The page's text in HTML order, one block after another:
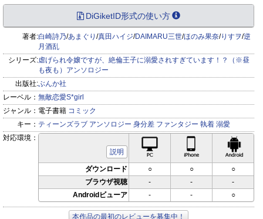
DiGiketID形式の使い方
著者:白崎詩乃/あまぐり /真田ハイジ/DAIMARU三世/ほのみ果奈/りすヲ/逆
月酒乱
シリーズ:虐げられ令嬢ですが、絶倫王子に溺愛されすぎています！？（※昼
も夜も）アンソロジー
出版社:ぶんか社
レーベル： 無敵恋愛S*girl
ジャンル： 電子書籍 コミック
キー： ティーンズラブ アンソロジー 身分差 ファンタジー 執着 溺愛
対応環境：
説明
iPhone対応
ダウンロード ○ ○
○
ブラウザ視聴
- -
-
Androidビューア
- - ○
本作品の最初のレビューを募集中！